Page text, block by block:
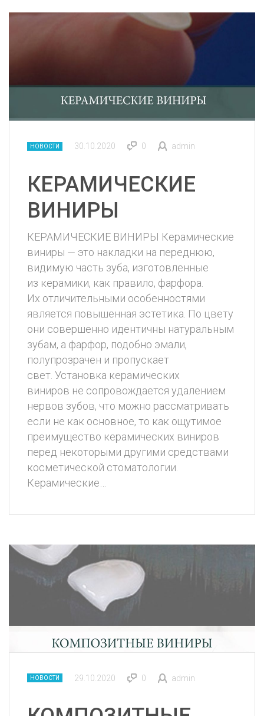
НОВОСТИ 30.10.2020 0 admin
КЕРАМИЧЕСКИЕ
ВИНИРЫ
КЕРАМИЧЕСКИЕ ВИНИРЫ Керамические
виниры — это накладки на переднюю,
видимую часть зуба, изготовленные
из керамики, как правило, фарфора.
Их отличительными особенностями
является повышенная эстетика. По цвету
они совершенно идентичны натуральным
зубам, а фарфор, подобно эмали,
полупрозрачен и пропускает
свет. Установка керамических
виниров не сопровождается удалением
нервов зубов, что можно рассматривать
если не как основное, то как ощутимое
преимущество керамических виниров
перед некоторыми другими средствами
косметической стоматологии.
Керамические…
НОВОСТИ 29.10.2020 0 admin